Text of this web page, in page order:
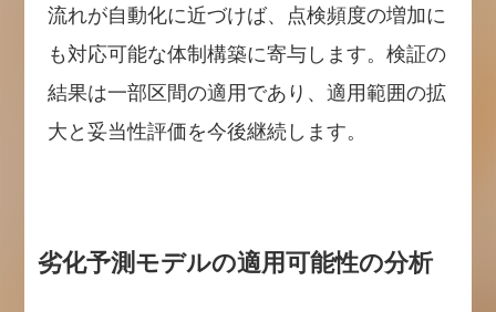
流れが自動化に近づけば、点検頻度の増加に
も対応可能な体制構築に寄与します。検証の
結果は一部区間の適用であり、適用範囲の拡
大と妥当性評価を今後継続します。
劣化予測モデルの適用可能性の分析